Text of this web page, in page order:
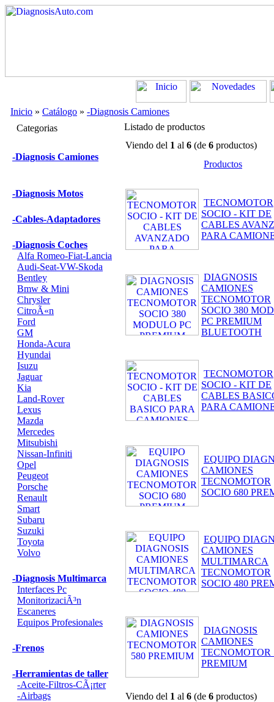
Inicio » Catálogo » -Diagnosis Camiones
Categorias
-Diagnosis Camiones
-Diagnosis Motos
-Cables-Adaptadores
-Diagnosis Coches
Alfa Romeo-Fiat-Lancia
Audi-Seat-VW-Skoda
Bentley
Bmw & Mini
Chrysler
CitroÃ«n
Ford
GM
Honda-Acura
Hyundai
Isuzu
Jaguar
Kia
Land-Rover
Lexus
Mazda
Mercedes
Mitsubishi
Nissan-Infiniti
Opel
Peugeot
Porsche
Renault
Smart
Subaru
Suzuki
Toyota
Volvo
-Diagnosis Multimarca
Interfaces Pc
MonitorizaciÃ³n
Escaneres
Equipos Profesionales
-Frenos
-Herramientas de taller
-Aceite-Filtros-CÃ¡rter
-Airbags
Listado de productos
Viendo del 1 al 6 (de 6 productos)
Productos
TECNOMOTOR
SOCIO - KIT DE
CABLES
PARA
DIAGNOSIS
CAMIONES
TECNOMOTOR
SOCIO 380
PC PREMIUM
BLUETOOTH
TECNOMOTOR
SOCIO - KIT DE
CABLES
PARA
EQUIPO
CAMIONES
TECNOMOTOR
SOCIO 680
EQUIPO
CAMIONES
MULTIMARCA
TECNOMOTOR
SOCIO 480
DIAGNOSIS
CAMIONES
TECNOMOTOR
PREMIUM
Viendo del 1 al 6 (de 6 productos)